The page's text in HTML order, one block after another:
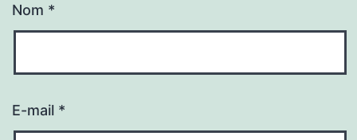
Nom *
E-mail *